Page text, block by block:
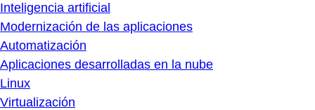
Inteligencia artificial
Modernización de las aplicaciones
Automatización
Aplicaciones desarrolladas en la nube
Linux
Virtualización